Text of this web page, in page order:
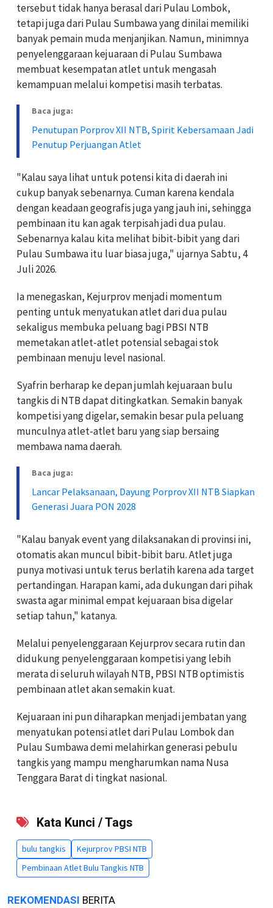
tersebut tidak hanya berasal dari Pulau Lombok,
tetapi juga dari Pulau Sumbawa yang dinilai memiliki
banyak pemain muda menjanjikan. Namun, minimnya
penyelenggaraan kejuaraan di Pulau Sumbawa
membuat kesempatan atlet untuk mengasah
kemampuan melalui kompetisi masih terbatas.
Baca juga:
Penutupan Porprov XII NTB, Spirit Kebersamaan Jadi
Penutup Perjuangan Atlet
"Kalau saya lihat untuk potensi kita di daerah ini
cukup banyak sebenarnya. Cuman karena kendala
dengan keadaan geografis juga yang jauh ini, sehingga
pembinaan itu kan agak terpisah jadi dua pulau.
Sebenarnya kalau kita melihat bibit-bibit yang dari
Pulau Sumbawa itu luar biasa juga," ujarnya Sabtu, 4
Juli 2026.
Ia menegaskan, Kejurprov menjadi momentum
penting untuk menyatukan atlet dari dua pulau
sekaligus membuka peluang bagi PBSI NTB
memetakan atlet-atlet potensial sebagai stok
pembinaan menuju level nasional.
Syafrin berharap ke depan jumlah kejuaraan bulu
tangkis di NTB dapat ditingkatkan. Semakin banyak
kompetisi yang digelar, semakin besar pula peluang
munculnya atlet-atlet baru yang siap bersaing
membawa nama daerah.
Baca juga:
Lancar Pelaksanaan, Dayung Porprov XII NTB Siapkan
Generasi Juara PON 2028
"Kalau banyak event yang dilaksanakan di provinsi ini,
otomatis akan muncul bibit-bibit baru. Atlet juga
punya motivasi untuk terus berlatih karena ada target
pertandingan. Harapan kami, ada dukungan dari pihak
swasta agar minimal empat kejuaraan bisa digelar
setiap tahun," katanya.
Melalui penyelenggaraan Kejurprov secara rutin dan
didukung penyelenggaraan kompetisi yang lebih
merata di seluruh wilayah NTB, PBSI NTB optimistis
pembinaan atlet akan semakin kuat.
Kejuaraan ini pun diharapkan menjadi jembatan yang
menyatukan potensi atlet dari Pulau Lombok dan
Pulau Sumbawa demi melahirkan generasi pebulu
tangkis yang mampu mengharumkan nama Nusa
Tenggara Barat di tingkat nasional.
Kata Kunci / Tags
bulu tangkis
Kejurprov PBSI NTB
Pembinaan Atlet Bulu Tangkis NTB
REKOMENDASI BERITA